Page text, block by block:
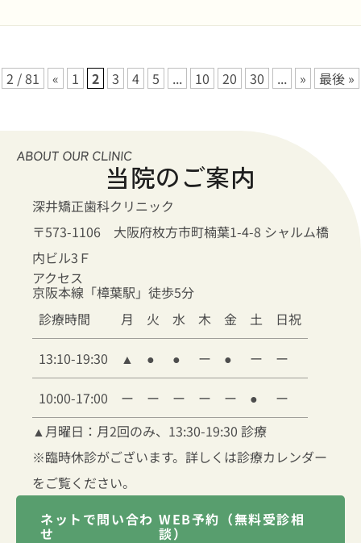
2 / 81 « 1 2 3 4 5 ... 10 20 30 ... » 最後 »
当院のご案内
深井矯正歯科クリニック
〒573-1106 大阪府枚方市町楠葉1-4-8 シャルム橋
内ビル3Ｆ
アクセス
京阪本線「樟葉駅」徒歩5分
診療時間
月 火 水 木 金 土 日祝
13:10-19:30 ▲ ● ● ー ● ー ー
10:00-17:00 ー ー ー ー ー ●
ー
▲月曜日：月2回のみ、13:30-19:30 診療
※臨時休診がございます。詳しくは診療カレンダー
をご覧ください。
ネットで問い合わ
せ
WEB予約（無料受診相
談）